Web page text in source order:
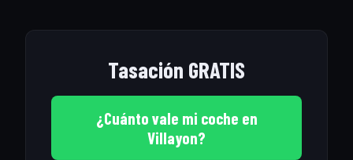
Tasación GRATIS
¿Cuánto vale mi coche en
Villayon?